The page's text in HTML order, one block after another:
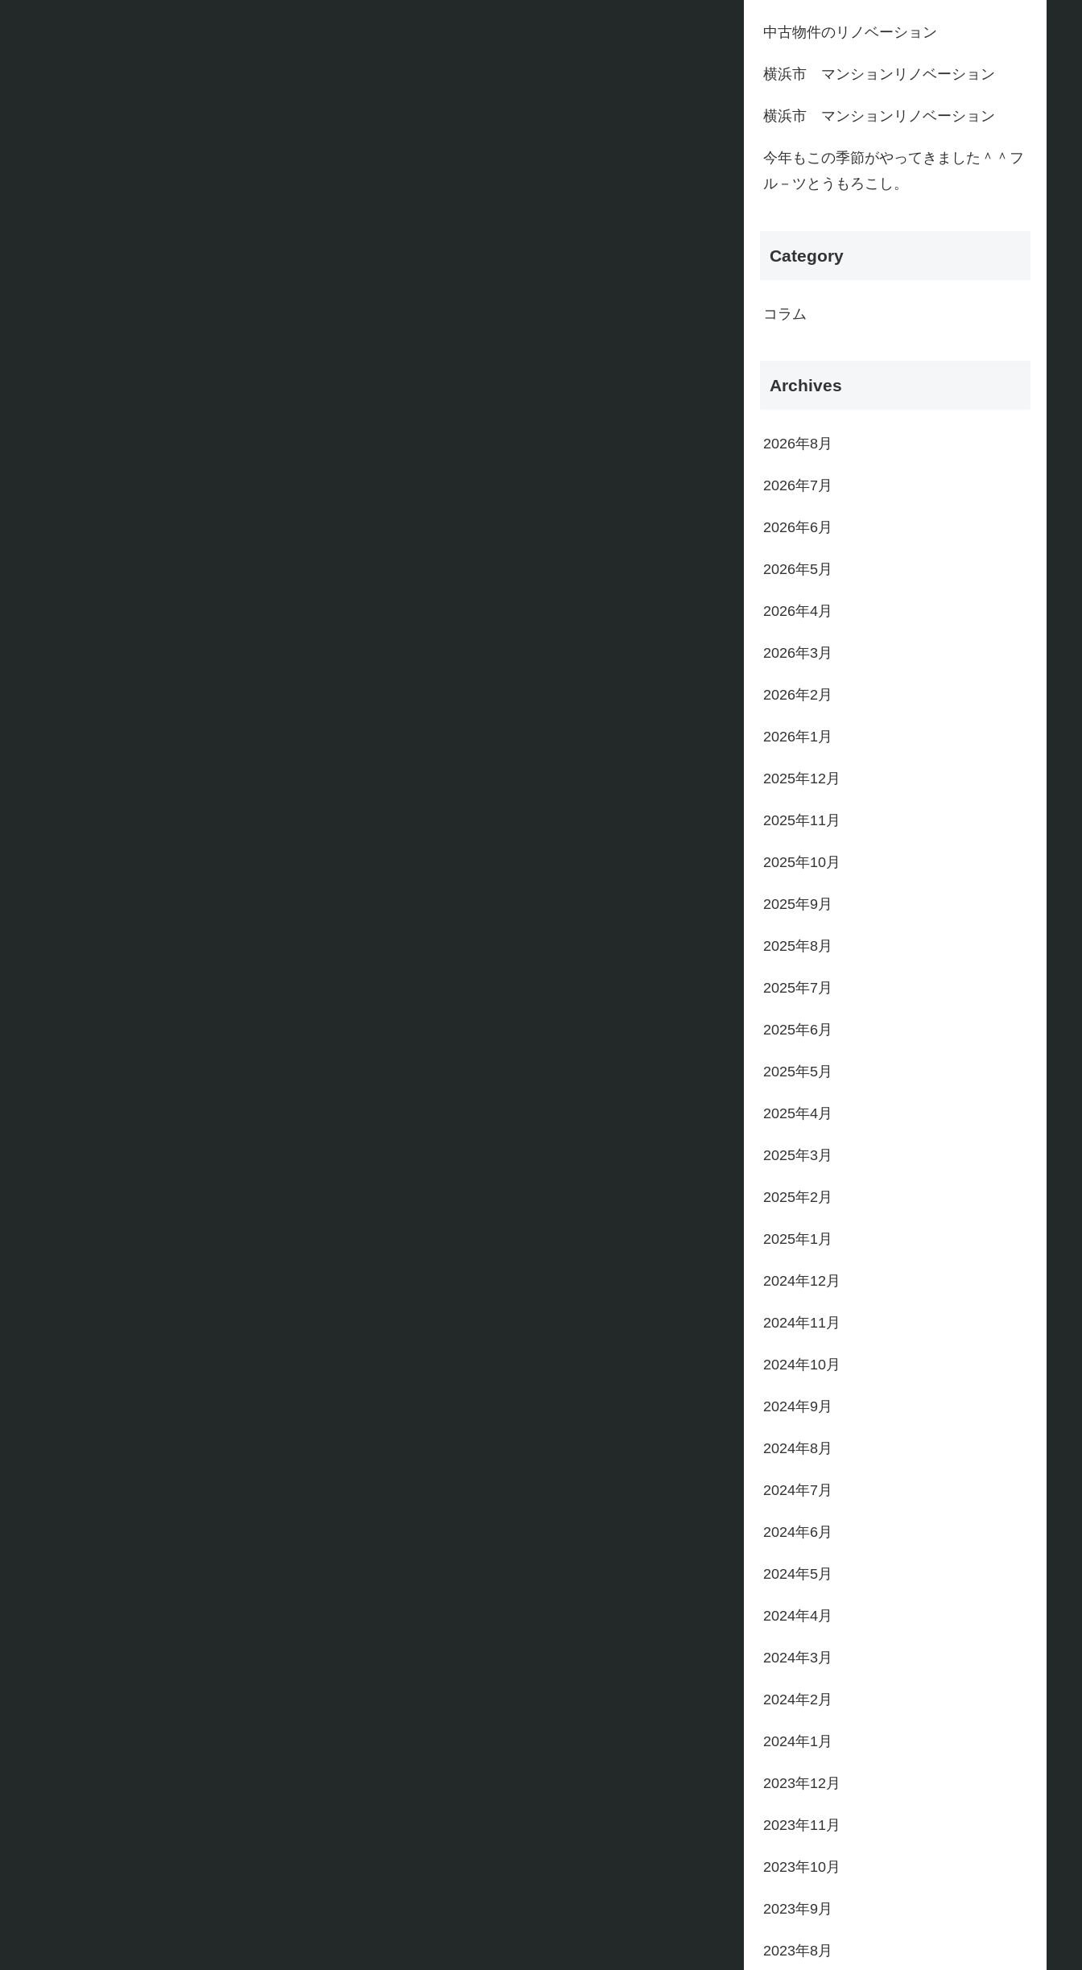
中古物件のリノベーション
横浜市 マンションリノベーション
横浜市 マンションリノベーション
今年もこの季節がやってきました＾＾フ
ル－ツとうもろこし。
Category
コラム
Archives
2026年8月
2026年7月
2026年6月
2026年5月
2026年4月
2026年3月
2026年2月
2026年1月
2025年12月
2025年11月
2025年10月
2025年9月
2025年8月
2025年7月
2025年6月
2025年5月
2025年4月
2025年3月
2025年2月
2025年1月
2024年12月
2024年11月
2024年10月
2024年9月
2024年8月
2024年7月
2024年6月
2024年5月
2024年4月
2024年3月
2024年2月
2024年1月
2023年12月
2023年11月
2023年10月
2023年9月
2023年8月